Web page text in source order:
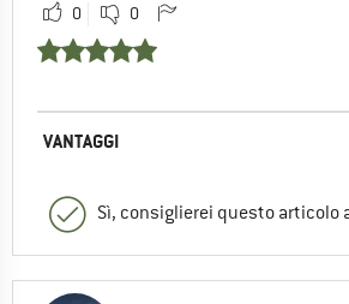
0 0
VANTAGGI
Sì, consiglierei questo articolo